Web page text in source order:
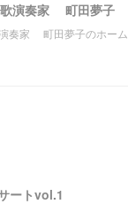
歌演奏家 町田夢子
奏家 町田夢子のホー
ートvol.1